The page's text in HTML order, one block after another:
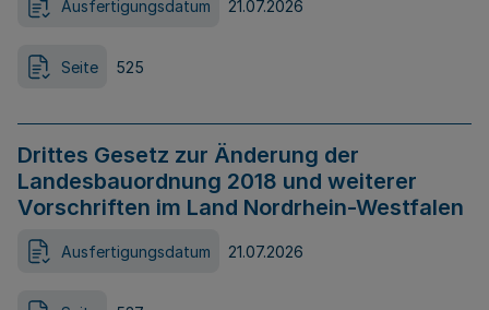
Ausfertigungsdatum 21.07.2026
Seite 525
Drittes Gesetz zur Änderung der
Landesbauordnung 2018 und weiterer
Vorschriften im Land Nordrhein-Westfalen
Ausfertigungsdatum 21.07.2026